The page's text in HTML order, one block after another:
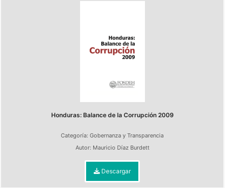
Honduras: Balance de la Corrupción 2009
Categoría: Gobernanza y Transparencia
Autor: Mauricio Díaz Burdett
Descargar